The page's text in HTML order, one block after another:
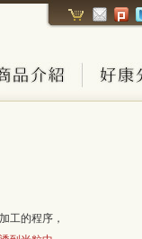
工的程序，